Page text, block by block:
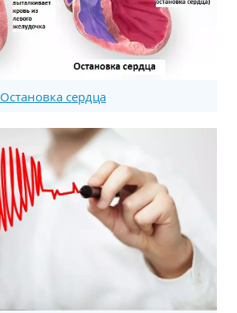
Остановка сердца